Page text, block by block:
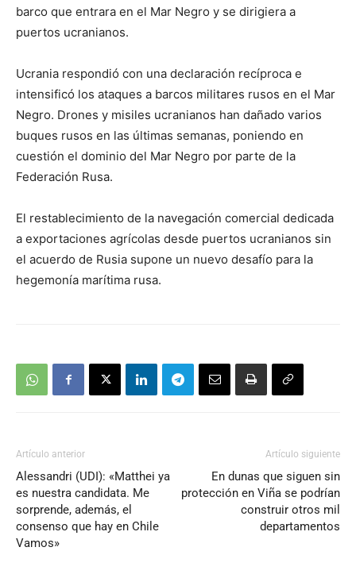
barco que entrara en el Mar Negro y se dirigiera a
puertos ucranianos.
Ucrania respondió con una declaración recíproca e
intensificó los ataques a barcos militares rusos en el Mar
Negro. Drones y misiles ucranianos han dañado varios
buques rusos en las últimas semanas, poniendo en
cuestión el dominio del Mar Negro por parte de la
Federación Rusa.
El restablecimiento de la navegación comercial dedicada
a exportaciones agrícolas desde puertos ucranianos sin
el acuerdo de Rusia supone un nuevo desafío para la
hegemonía marítima rusa.
Artículo anterior
Alessandri (UDI): «Matthei ya
es nuestra candidata. Me
sorprende, además, el
consenso que hay en Chile
Vamos»
Artículo siguiente
En dunas que siguen sin
protección en Viña se podrían
construir otros mil
departamentos